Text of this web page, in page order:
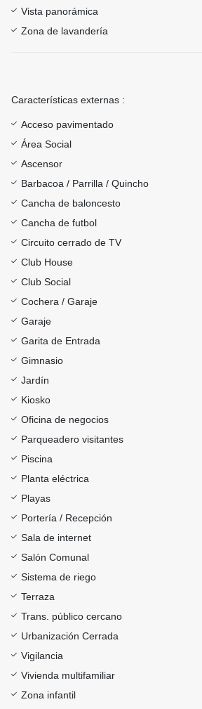
Vista panorámica
Zona de lavandería
Características externas :
Acceso pavimentado
Área Social
Ascensor
Barbacoa / Parrilla / Quincho
Cancha de baloncesto
Cancha de futbol
Circuito cerrado de TV
Club House
Club Social
Cochera / Garaje
Garaje
Garita de Entrada
Gimnasio
Jardín
Kiosko
Oficina de negocios
Parqueadero visitantes
Piscina
Planta eléctrica
Playas
Portería / Recepción
Sala de internet
Salón Comunal
Sistema de riego
Terraza
Trans. público cercano
Urbanización Cerrada
Vigilancia
Vivienda multifamiliar
Zona infantil